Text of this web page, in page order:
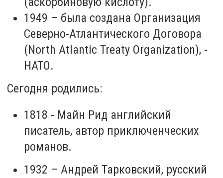
1949 – была создана Организация
Северно-Атлантического Договора
(North Atlantic Treaty Organization), -
НАТО.
Сегодня родились:
1818 - Майн Рид английский
писатель, автор приключенческих
романов.
1932 – Андрей Тарковский, русский